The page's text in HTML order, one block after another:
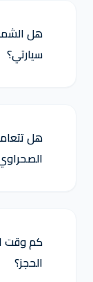
هل
سيارتي؟
هل
كم وقت
الحجز؟